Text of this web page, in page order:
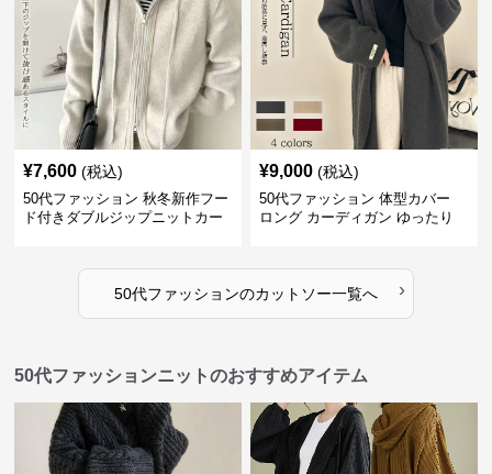
¥7,600 (税込)
50代ファッション 秋冬新作フー
ド付きダブルジップニットカー
¥9,000 (税込)
50代ファッション 体型カバー
ロング カーディガン ゆったり
50代ファッションのカットソー一覧へ ›
50代ファッションニットのおすすめアイテム